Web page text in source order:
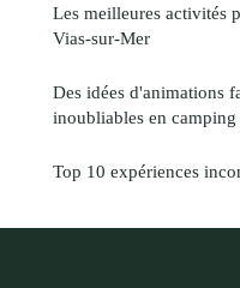
Les meilleures activités
Vias-sur-Mer
Des idées d'animations
inoubliables en camping
Top 10 expériences